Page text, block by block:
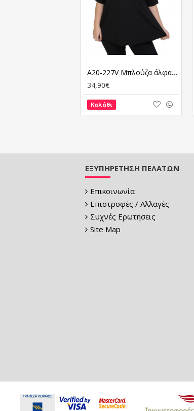
A20-227V Μπλούζα άλφα - Μαύρο
34,90€
Καλάθι
ΕΞΥΠΗΡΈΤΗΣΗ ΠΕΛΑΤΏΝ
Επικοινωνία
Επιστροφές / Αλλαγές
Συχνές Ερωτήσεις
Site Map